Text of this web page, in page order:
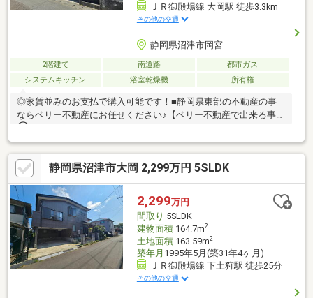
ＪＲ御殿場線 大岡駅 徒歩3.3km
その他の交通
静岡県沼津市岡宮
2階建て 南道路
都市ガス
システムキッチン
浴室乾燥機 所有権
◎家賃並みのお支払で購入可能です！■静岡県東部の不動産の事
ならベリー不動産にお任せください♪【ベリー不動産で出来る事】
築ならほぼ全ての物件ご案内可能です♪②住宅ローンの事前審査
を『無料』で代行いたします！ ※FP技能士がご相談を受けお客
様にあった金融機関をご提案♪③購入後のサポートをいたしま
す！ ※買ったあとが本当のお付き合いです♪お家の不具合や税申
告・補助金申請もお手伝い♪④火災保険などのご提案も可能です♪
お気軽にご相談ください♪※告知事項あり。
静岡県沼津市大岡 2,299万円 5SLDK
2,299万円
間取り 5SLDK
建物面積164.7m2
土地面積163.59m2
築年月 1995年5月(築31年4ヶ月)
ＪＲ御殿場線 下土狩駅 徒歩25分
その他の交通